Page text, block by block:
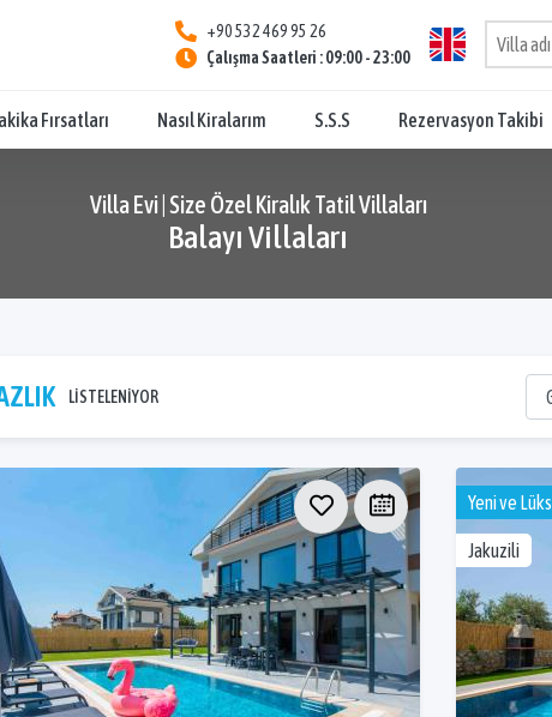
+90 532 469 95 26
Çalışma Saatleri : 09:00 - 23:00
Fırsatları Nasıl Kiralarım S.S.S Rezervasyon Takibi
Villa Evi | Size Özel Kiralık Tatil Villaları
Balayı Villaları
LİSTELENİYOR
Yeni ve Lüks
Jakuzili